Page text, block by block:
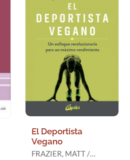
El Deportista
Vegano
FRAZIER, MATT /